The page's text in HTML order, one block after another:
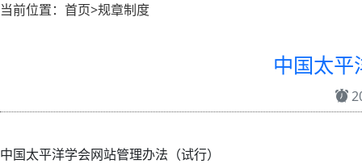
当前位置：首页>规章制度
中国太平
中国太平洋学会网站管理办法（试行）